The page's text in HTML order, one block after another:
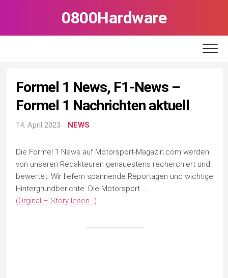
0800Hardware
Formel 1 News, F1-News –
Formel 1 Nachrichten aktuell
14. April 2023 NEWS
Die Formel 1 News auf Motorsport-Magazin.com werden
von unseren Redakteuren genauestens recherchiert und
bewertet. Wir liefern spannende Reportagen und wichtige
Hintergrundberichte. Die Motorsport …
(Orginal – Story lesen…)